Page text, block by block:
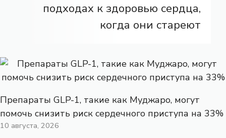
подходах к здоровью сердца,
когда они стареют
Препараты GLP-1, такие как Муджаро, могут
помочь снизить риск сердечного приступа на 33%
10 августа, 2026